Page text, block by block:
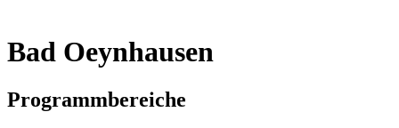
Bad Oeynhausen
Programmbereiche